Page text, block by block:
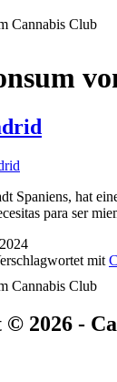
Spaniens, hat
para ser
mit
2026 -